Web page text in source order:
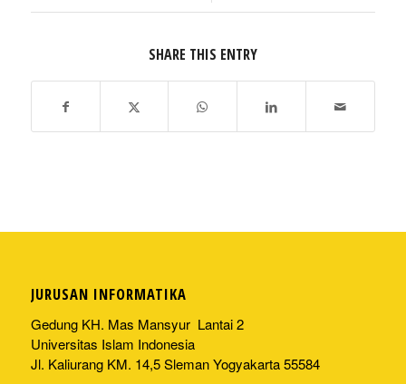
SHARE THIS ENTRY
JURUSAN INFORMATIKA
Gedung KH. Mas Mansyur Lantai 2
Universitas Islam Indonesia
Jl. Kaliurang KM. 14,5 Sleman Yogyakarta 55584